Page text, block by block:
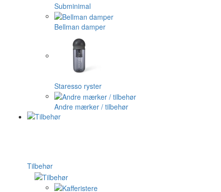
Subminimal
Bellman damper
Staresso ryster
Andre mærker / tilbehør
Tilbehør